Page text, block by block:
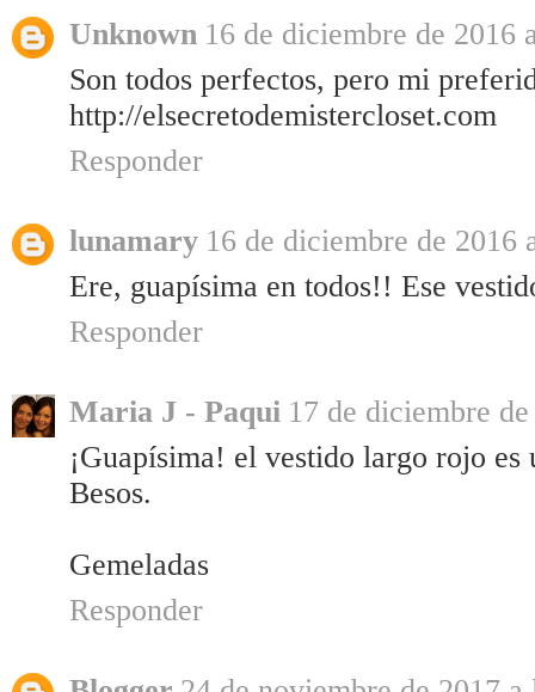
Unknown 16 de diciembre de 2016
Son todos perfectos, pero mi
http://elsecretodemistercloset.com
Responder
lunamary 16 de diciembre de 2016
Ere, guapísima en todos!! Ese
Responder
Maria J - Paqui 17 de diciembre
¡Guapísima! el vestido largo rojo es
Besos.
Gemeladas
Responder